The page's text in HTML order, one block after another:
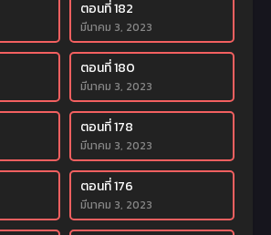
ตอนที่ 182
มีนาคม 3, 2023
ตอนที่ 180
มีนาคม 3, 2023
ตอนที่ 178
มีนาคม 3, 2023
ตอนที่ 176
มีนาคม 3, 2023